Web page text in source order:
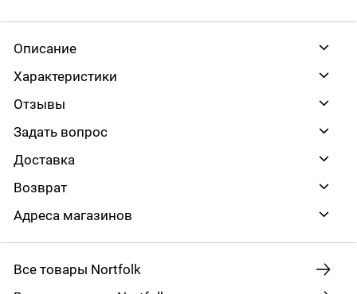
Описание
Характеристики
Отзывы
Задать вопрос
Доставка
Возврат
Адреса магазинов
Все товары Nortfolk